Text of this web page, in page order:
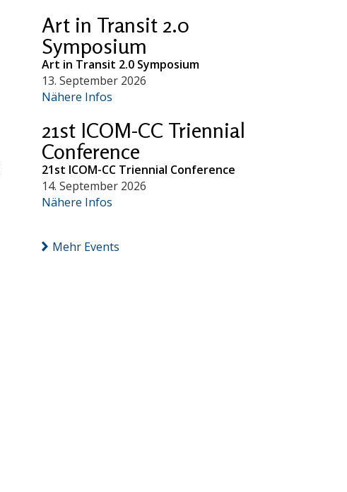
Art in Transit 2.0
Symposium
Art in Transit 2.0 Symposium
13. September 2026
Nähere Infos
21st ICOM-CC Triennial
Conference
21st ICOM-CC Triennial Conference
14. September 2026
Nähere Infos
Mehr Events